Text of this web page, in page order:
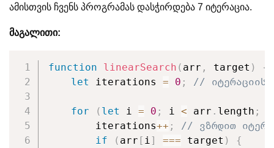
ამისთვის ჩვენს პროგრამას დასჭირდება 7 იტერაცია.
მაგალითი:
function linearSearch ( arr , target )
{
let iterations = 0 ; // იტერაციის
for ( let i = 0 ; i < arr . length ;
        iterations
++ ;
// ვზრდით
if
( arr [ i] === target )
{